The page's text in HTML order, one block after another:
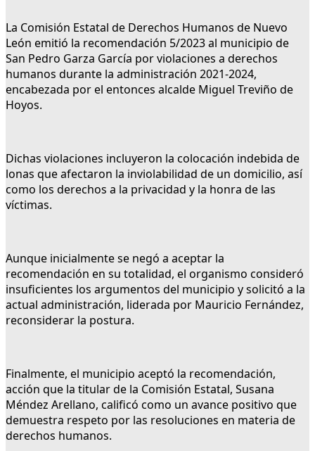
La Comisión Estatal de Derechos Humanos de Nuevo
León emitió la recomendación 5/2023 al municipio de
San Pedro Garza García por violaciones a derechos
humanos durante la administración 2021-2024,
encabezada por el entonces alcalde Miguel Treviño de
Hoyos.
Dichas violaciones incluyeron la colocación indebida de
lonas que afectaron la inviolabilidad de un domicilio, así
como los derechos a la privacidad y la honra de las
víctimas.
Aunque inicialmente se negó a aceptar la
recomendación en su totalidad, el organismo consideró
insuficientes los argumentos del municipio y solicitó a la
actual administración, liderada por Mauricio Fernández,
reconsiderar la postura.
Finalmente, el municipio aceptó la recomendación,
acción que la titular de la Comisión Estatal, Susana
Méndez Arellano, calificó como un avance positivo que
demuestra respeto por las resoluciones en materia de
derechos humanos.